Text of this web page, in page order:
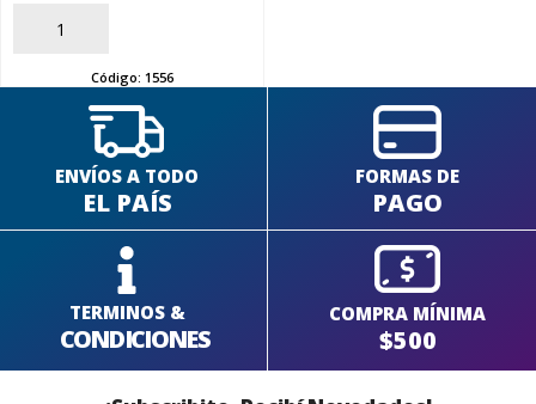
AÑADIR
Código: 1556
ENVÍOS A TODO
EL PAÍS
FORMAS DE
PAGO
TERMINOS &
CONDICIONES
COMPRA MÍNIMA
$500